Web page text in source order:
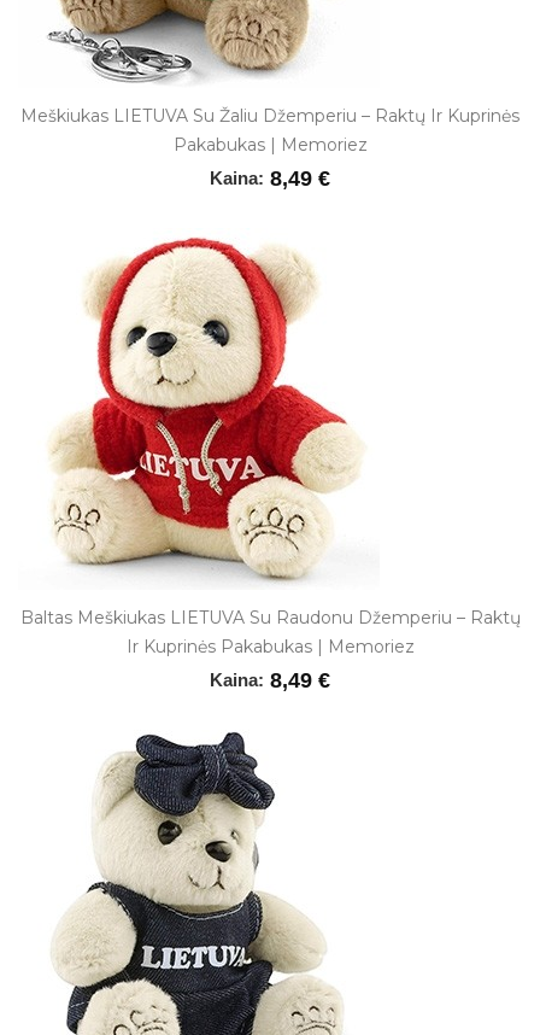
Meškiukas LIETUVA Su Žaliu Džemperiu – Raktų Ir Kuprinės
Pakabukas | Memoriez
Kaina: 8,49 €
Baltas Meškiukas LIETUVA Su Raudonu Džemperiu – Raktų
Ir Kuprinės Pakabukas | Memoriez
Kaina: 8,49 €